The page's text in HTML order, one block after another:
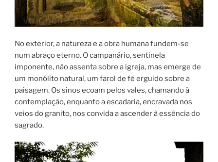
No exterior, a natureza e a obra humana fundem-se
num abraço eterno. O campanário, sentinela
imponente, não assenta sobre a igreja, mas emerge de
um monólito natural, um farol de fé erguido sobre a
paisagem. Os sinos ecoam pelos vales, chamando à
contemplação, enquanto a escadaria, encravada nos
veios do granito, nos convida a ascender à essência do
sagrado.